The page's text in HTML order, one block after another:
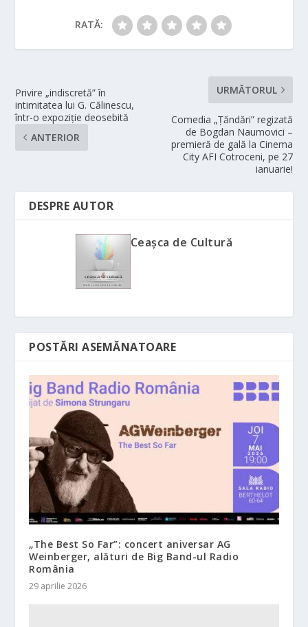
RATĂ:
Privire „indiscretă” în
intimitatea lui G. Călinescu,
într-o expoziție deosebită
ANTERIOR
URMĂTORUL
Comedia „Țăndări” regizată
de Bogdan Naumovici –
premieră de gală la Cinema
City AFI Cotroceni, pe 27
ianuarie!
DESPRE AUTOR
Ceașca de Cultură
POSTĂRI ASEMĂNATOARE
„The Best So Far”: concert aniversar AG
Weinberger, alături de Big Band-ul Radio
România
29 aprilie 2026